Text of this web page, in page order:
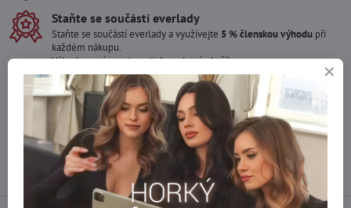
Staňte se součástí everlady
Staňte se součástí everlady a využívejte 5 % členskou výhodu při
každém nákupu.
Výhoda se vám automaticky uplatní v košíku.
Máte zájem o více kusů ?
Kontaktujte nás na mail, zboží pro Vás doskladníme!
info​@everlady​.eu